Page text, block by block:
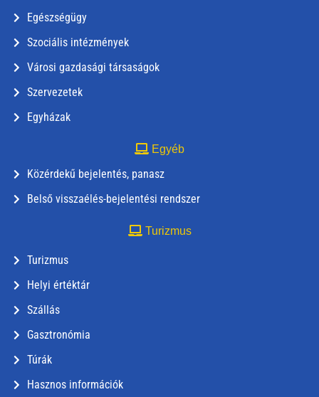
Egészségügy
Szociális intézmények
Városi gazdasági társaságok
Szervezetek
Egyházak
Egyéb
Közérdekű bejelentés, panasz
Belső visszaélés-bejelentési rendszer
Turizmus
Turizmus
Helyi értéktár
Szállás
Gasztronómia
Túrák
Hasznos információk